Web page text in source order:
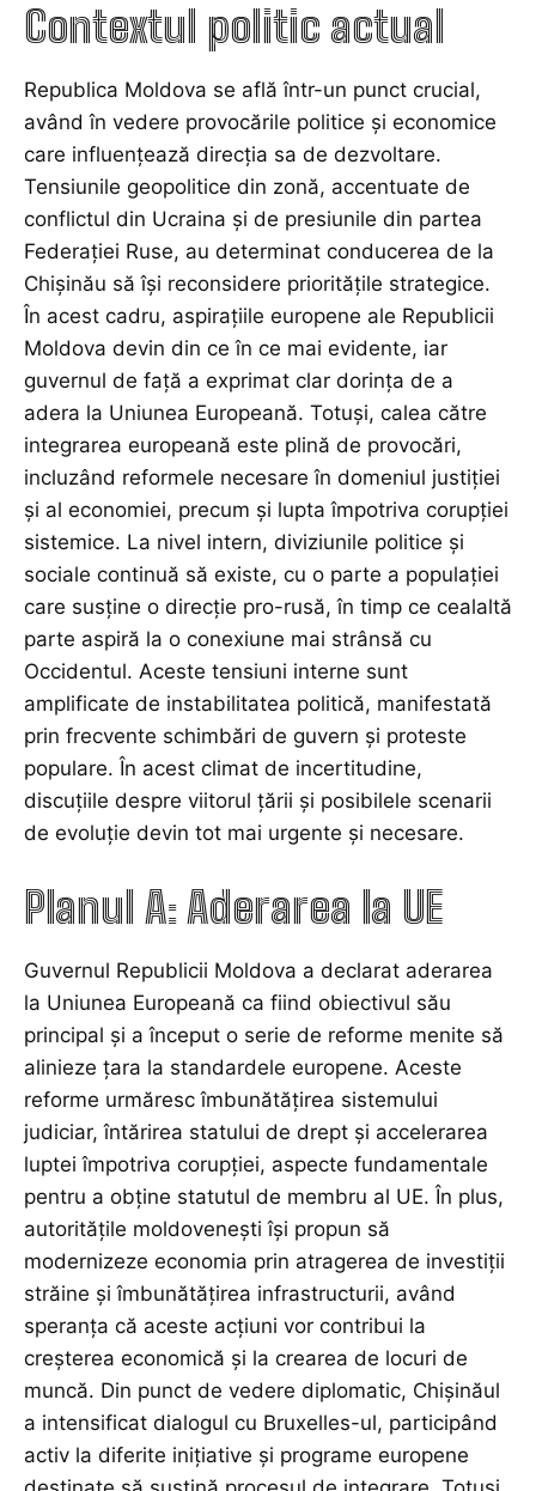
Contextul politic actual
Republica Moldova se află într-un punct crucial,
având în vedere provocările politice și economice
care influențează direcția sa de dezvoltare.
Tensiunile geopolitice din zonă, accentuate de
conflictul din Ucraina și de presiunile din partea
Federației Ruse, au determinat conducerea de la
Chișinău să își reconsidere prioritățile strategice.
În acest cadru, aspirațiile europene ale Republicii
Moldova devin din ce în ce mai evidente, iar
guvernul de față a exprimat clar dorința de a
adera la Uniunea Europeană. Totuși, calea către
integrarea europeană este plină de provocări,
incluzând reformele necesare în domeniul justiției
și al economiei, precum și lupta împotriva corupției
sistemice. La nivel intern, diviziunile politice și
sociale continuă să existe, cu o parte a populației
care susține o direcție pro-rusă, în timp ce cealaltă
parte aspiră la o conexiune mai strânsă cu
Occidentul. Aceste tensiuni interne sunt
amplificate de instabilitatea politică, manifestată
prin frecvente schimbări de guvern și proteste
populare. În acest climat de incertitudine,
discuțiile despre viitorul țării și posibilele scenarii
de evoluție devin tot mai urgente și necesare.
Planul A: Aderarea la UE
Guvernul Republicii Moldova a declarat aderarea
la Uniunea Europeană ca fiind obiectivul său
principal și a început o serie de reforme menite să
alinieze țara la standardele europene. Aceste
reforme urmăresc îmbunătățirea sistemului
judiciar, întărirea statului de drept și accelerarea
luptei împotriva corupției, aspecte fundamentale
pentru a obține statutul de membru al UE. În plus,
autoritățile moldovenești își propun să
modernizeze economia prin atragerea de investiții
străine și îmbunătățirea infrastructurii, având
speranța că aceste acțiuni vor contribui la
creșterea economică și la crearea de locuri de
muncă. Din punct de vedere diplomatic, Chișinăul
a intensificat dialogul cu Bruxelles-ul, participând
activ la diferite inițiative și programe europene